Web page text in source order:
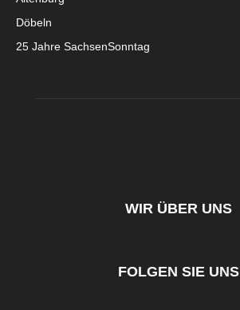
Döbeln
25 Jahre SachsenSonntag
WIR ÜBER UNS
FOLGEN SIE UNS